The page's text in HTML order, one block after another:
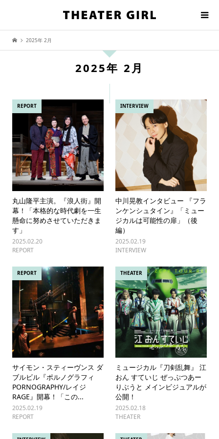
2025年 2月
2025年 2月
REPORT
丸山隆平主演。『浪人街』開
幕！「本格的な時代劇を一生
懸命に努めさせていただきま
す」
2025.02.20
REPORT
INTERVIEW
中川晃教インタビュー 『フラ
ンケンシュタイン』「ミュー
ジカルは可能性の扉」（後
編）
2025.02.19
INTERVIEW
REPORT
サイモン・スティーヴンス ダ
ブルビル『ポルノグラフィ
PORNOGRAPHY/レイジ
RAGE』開幕！「この...
2025.02.19
REPORT
THEATER
ミュージカル『刀剣乱舞』 江
おん すていじ ぜっぷつあー
りぶうと メインビジュアルが
公開！
2025.02.18
THEATER